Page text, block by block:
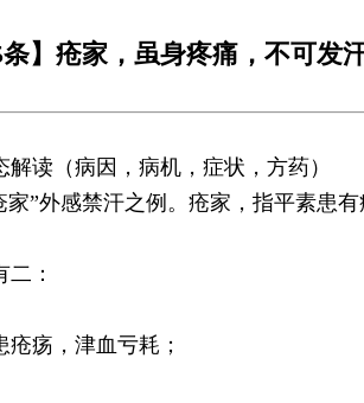
条】疮家，虽身疼痛，不可发
解读（病因，病机，症状，方药）
家”外感禁汗之例。疮家，指平素患
：
疮疡，津血亏耗；